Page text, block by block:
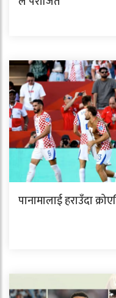
पानामालाई हराउँदा